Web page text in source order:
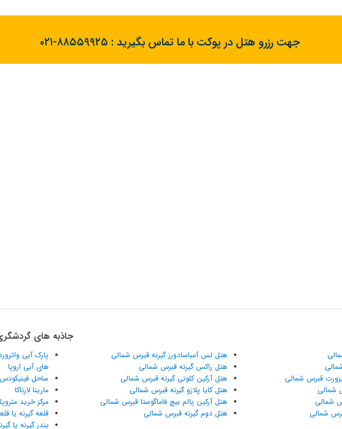
جهت رزرو هتل در پوکت با ما تماس بگیرید : ۰۲۱-۸۸۵۵۹۹۲۵
قبرس شمالی
شمالی
شمالی
شمالی
هتل لس آمباسادورز گیرنه قبرس شمالی
هتل راکس گیرنه قبرس شمالی
هتل آرکین کلونی گیرنه قبرس شمالی
هتل کایا پلازو گیرنه قبرس شمالی
هتل آرکین پالم بیچ فاماگوستا قبرس شمالی
هتل دوم گیرنه قبرس شمالی
جاذبه های
پارک آبی
های آبی اروپا
ساحل فینیکودس
مارینا لارناکا
مرکز خرید
قلعه گیرنه یا
بندر گیرنه یا